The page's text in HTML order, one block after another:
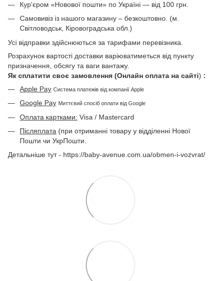
Кур'єром «Новової пошти» по Україні — від 100 грн.
Самовивіз із нашого магазину – безкоштовно. (м.
Світловодськ, Кіровоградська обл.)
Усі відправки здійснюються за тарифами перевізника.
Розрахунок вартості доставки варіюватиметься від пункту
призначення, обсягу та ваги вантажу.
Як сплатити своє замовлення (Онлайн оплата на сайті) :
Apple Pay Система платежів від компанії Apple
Google Pay Миттєвий спосіб оплати від Google
Оплата картками: Visa / Mastercard
Післяплата (при отриманні товару у відділенні Нової
Пошти чи УкрПошти.
Детальніше тут - https://baby-avenue.com.ua/obmen-i-vozvrat/